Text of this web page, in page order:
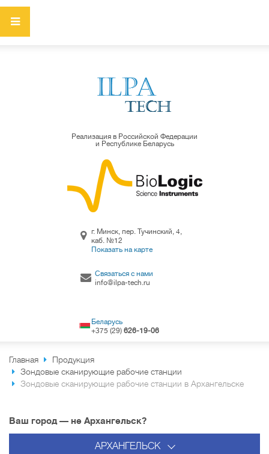
Реализация в Российской Федерации
и Республике Беларусь
г. Минск, пер. Тучинский, 4,
каб. №12
Показать на карте
Связаться с нами
info@ilpa-tech.ru
Беларусь
+375 (29) 626-19-06
Главная
Продукция
Зондовые сканирующие рабочие станции
Зондовые сканирующие рабочие станции в Архангельске
Ваш город — не Архангельск?
АРХАНГЕЛЬСК